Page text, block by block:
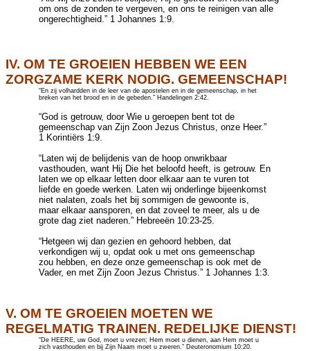
om ons de zonden te vergeven, en ons te reinigen van alle
ongerechtigheid.” 1 Johannes 1:9.
IV. OM TE GROEIEN HEBBEN WE EEN
ZORGZAME KERK NODIG. GEMEENSCHAP!
“En zij volhardden in de leer van de apostelen en in de gemeenschap, in het
breken van het brood en in de gebeden.” Handelingen 2:42.
“God is getrouw, door Wie u geroepen bent tot de
gemeenschap van Zijn Zoon Jezus Christus, onze Heer.”
1 Korintiërs 1:9.
“Laten wij de belijdenis van de hoop onwrikbaar
vasthouden, want Hij Die het beloofd heeft, is getrouw. En
laten we op elkaar letten door elkaar aan te vuren tot
liefde en goede werken. Laten wij onderlinge bijeenkomst
niet nalaten, zoals het bij sommigen de gewoonte is,
maar elkaar aansporen, en dat zoveel te meer, als u de
grote dag ziet naderen.” Hebreeën 10:23-25.
“Hetgeen wij dan gezien en gehoord hebben, dat
verkondigen wij u, opdat ook u met ons gemeenschap
zou hebben, en deze onze gemeenschap is ook met de
Vader, en met Zijn Zoon Jezus Christus.” 1 Johannes 1:3.
V. OM TE GROEIEN MOETEN WE
REGELMATIG TRAINEN. REDELIJKE DIENST!
“De HEERE, uw God, moet u vrezen; Hem moet u dienen, aan Hem moet u
zich vasthouden en bij Zijn Naam moet u zweren.” Deuteronomium 10:20.